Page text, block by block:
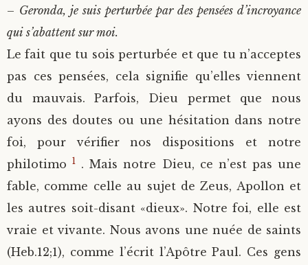
Archimandrite Nathanaël (Pospelov)
Père Héliodore
– Geronda, je suis perturbée par des pensées d’incroyance
qui s’abattent sur moi.
Le fait que tu sois perturbée et que tu n’acceptes
pas ces pensées, cela signifie qu’elles viennent
du mauvais. Parfois, Dieu permet que nous
ayons des doutes ou une hésitation dans notre
foi, pour vérifier nos dispositions et notre
philotimo1
. Mais notre Dieu, ce n’est pas une
fable, comme celle au sujet de Zeus, Apollon et
les autres soit-disant «dieux». Notre foi, elle est
vraie et vivante. Nous avons une nuée de saints
(Heb.12;1), comme l’écrit l’Apôtre Paul. Ces gens